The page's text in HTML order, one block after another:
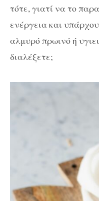
τότε, γιατί να το
ενέργεια και
αλμυρό πρωινό ή
διαλέξετε;